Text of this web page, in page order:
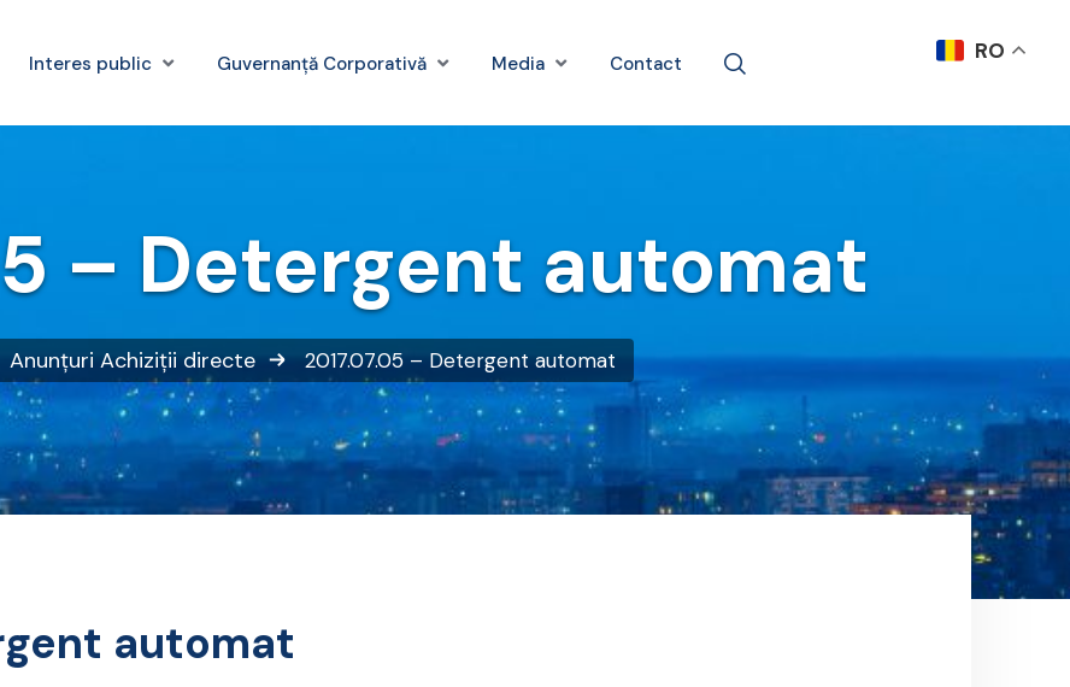
Interes public Guvernanță Corporativă Media Contact
– Detergent automat
Anunțuri Achiziții directe 2017.07.05 – Detergent automat
automat
RO